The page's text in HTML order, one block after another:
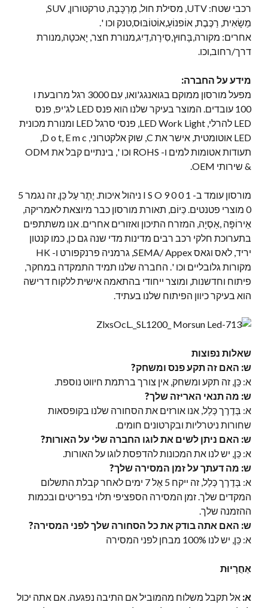
מַשָׂאִית, רַכֶּבֶת, אוֹפנוֹעַ,אוֹטוֹבּוּס,טנק וכו '.
אחרים: מקורה,בָּחוּץ,סִירָה,דַיִג,מנורת חצר, יָאכטָה,מנורת
דרך/רחוב,וכו.
מידע על החברה:
מפעל מורסון ממוקם בגואנגג'ואו, עִם 3000 רגל מרובעת ו
100 עובדים. המוצר בעיקר שלנו הוא פנס LED לג'יפ, פנס
LED להרלי, LED Work Light, פנסי סרגל LED ומנורת מכונית
תעודות אטומות למים ו- ROHS וכו ', בינתיים קבל את ODM
& שירותי OEM.
מורסון עומד ב- I S O 9 0 0 1 ניהול איכות. יֶתֶר עַל כֵּן, זה נגמר 5
0 מוצרי פטנטים. כַּיוֹם, תאורת מורסון כבר מיוצאת לאמריקה,
אֵירוֹפָּה ,אַסְיָה, המזרח התיכון ואזורים אחרים. אנו משתתפים
בתערוכת חלקי רכב רבים מדינות מדי שנה גם כן, כמו קנטון
יריד, לאס וגאס SEMA/ Appex, גרמניה פרנקפורט ו- HK
מקורות גלובליים וכו '. החברה שלנו תמיד התמקדה במחקר,
פיתוח וחדשנות, ומוצר ייחודי בהתאמה אישית ללקוח דרישה
הוא בעיקר כיוון הפיתוח שלנו בעתיד.
שאלות נפוצות
ש: האם זה תקע פנס ומשחק?
א: כֵּן, זה תקע ומשחק, אין צורך ברתמת חיווט נוספת.
ש: מה תנאי האריזה שלך?
א: בְּדֶרֶך כְּלַל, אנו אורזים את הסחורה שלנו בקופסאות
שחורות ניטרליות ובקרטונים חומים.
ש: האם ניתן לשים את לוגו החברה שלי על האורות?
א: כֵּן, יש לנו את המכונות להדפסת לוגו על האורות.
ש: מה דעתך על זמן המסירה שלך?
א: בְּדֶרֶך כְּלַל, זה ייקח 5 אֶל 7 ימים לאחר קבלת התשלום
המקדים שלך. זמן המסירה הספציפי תלוי בפריטים ובכמות
ההזמנה שלך.
ש: האם אתה בודק את כל הסחורה שלך לפני המסירה?
א: כֵּן, יש לנו 100% מבחן לפני המסירה
אַחֲרָיוּת
א: אל תקבל משלוח מהמוביל אם התיבה נפגעה. אם אתה יכול